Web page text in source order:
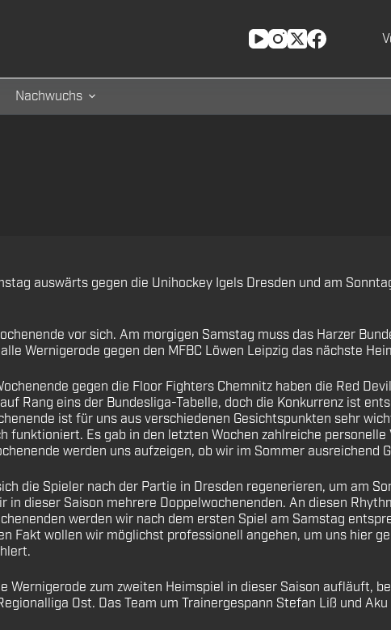
Nachwuchs
auswärts gegen die Unihockey Igels Dresden und am
vor sich. Am morgigen Samstag muss das Harzer
Wernigerode gegen den MFBC Löwen Leipzig das nächste
gegen die Floor Fighters Chemnitz haben die Red
Rang eins der Bundesliga-Tabelle, doch die Konkurrenz ist
ist für uns aus verschiedenen Gesichtspunkten sehr
Es gab in den letzten Wochen zahlreiche
werden uns aufzeigen, ob wir im Sommer ausreichend
die Spieler nach der Partie in Dresden regenerieren, um am
in dieser Saison mehrere Doppelwochenenden. An diesen
werden wir nach dem ersten Spiel am Samstag
Fakt wollen wir möglichst professionell angehen, um uns hier
Wernigerode zum zweiten Heimspiel in dieser Saison aufläuft,
Ost. Das Team um Trainergespann Stefan Liß und